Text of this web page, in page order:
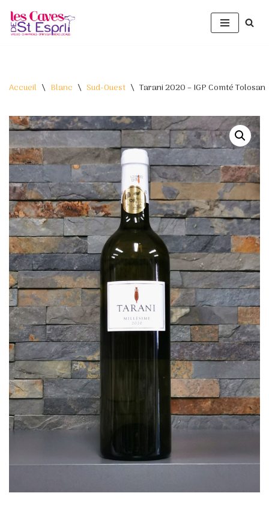
Aller
Accueil \ Blanc \ Sud-Ouest \ Tarani 2020 – IGP Comté Tolosan